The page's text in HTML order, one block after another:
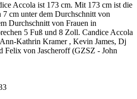
Accola ist 173 cm. Mit 173 cm ist die
cm unter dem Durchschnitt von
Durchschnitt von Frauen in
5 Fuß und 8 Zoll. Candice Accola
Kathrin Kramer , Kevin James, Dj
Felix von Jascheroff (GZSZ - John